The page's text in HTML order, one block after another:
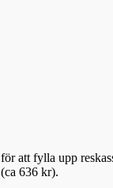
att fylla upp
636 kr).